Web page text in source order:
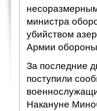
министра
убийством
Армии
За последние
поступили
Накануне